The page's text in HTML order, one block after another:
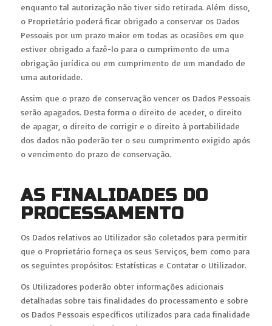
enquanto tal autorização não tiver sido retirada. Além disso,
o Proprietário poderá ficar obrigado a conservar os Dados
Pessoais por um prazo maior em todas as ocasiões em que
estiver obrigado a fazê-lo para o cumprimento de uma
obrigação jurídica ou em cumprimento de um mandado de
uma autoridade.
Assim que o prazo de conservação vencer os Dados Pessoais
serão apagados. Desta forma o direito de aceder, o direito
de apagar, o direito de corrigir e o direito à portabilidade
dos dados não poderão ter o seu cumprimento exigido após
o vencimento do prazo de conservação.
AS FINALIDADES DO
PROCESSAMENTO
Os Dados relativos ao Utilizador são coletados para permitir
que o Proprietário forneça os seus Serviços, bem como para
os seguintes propósitos: Estatísticas e Contatar o Utilizador.
Os Utilizadores poderão obter informações adicionais
detalhadas sobre tais finalidades do processamento e sobre
os Dados Pessoais específicos utilizados para cada finalidade